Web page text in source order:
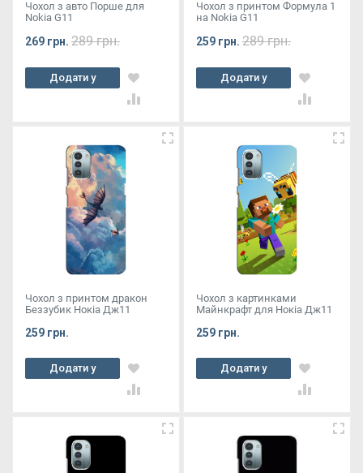
Чохол з авто Порше для
Nokia G11
269 грн. 289 грн.
Додати у
кошик
Чохол з принтом Формула 1
на Nokia G11
259 грн. 289 грн.
Додати у
кошик
Чохол з принтом дракон
Беззубик Нокіа Дж11
259 грн.
Додати у
кошик
Чохол з картинками
Майнкрафт для Нокіа Дж11
259 грн.
Додати у
кошик